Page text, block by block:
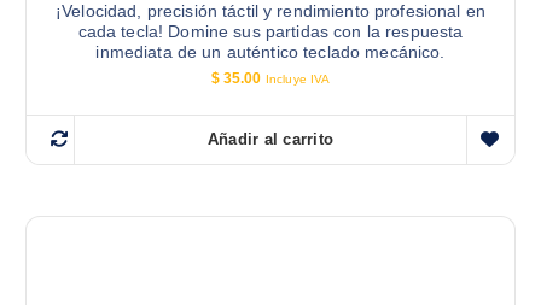
¡Velocidad, precisión táctil y rendimiento profesional en
cada tecla! Domine sus partidas con la respuesta
inmediata de un auténtico teclado mecánico.
$35.00 Incluye IVA
Añadir al carrito